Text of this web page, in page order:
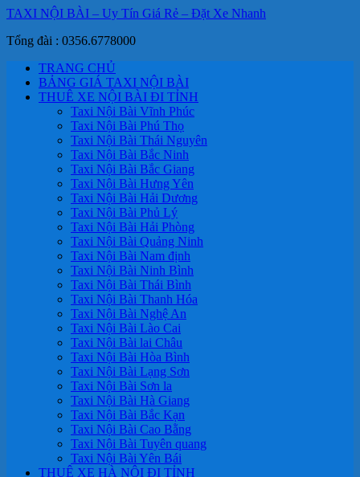
TAXI NỘI BÀI – Uy Tín Giá Rẻ – Đặt Xe Nhanh
Tổng đài : 0356.6778000
TRANG CHỦ
BẢNG GIÁ TAXI NỘI BÀI
THUÊ XE NỘI BÀI ĐI TỈNH
Taxi Nội Bài Vĩnh Phúc
Taxi Nội Bài Phú Thọ
Taxi Nội Bài Thái Nguyên
Taxi Nội Bài Bắc Ninh
Taxi Nội Bài Bắc Giang
Taxi Nội Bài Hưng Yên
Taxi Nội Bài Hải Dương
Taxi Nội Bài Phủ Lý
Taxi Nội Bài Hải Phòng
Taxi Nội Bài Quảng Ninh
Taxi Nội Bài Nam định
Taxi Nội Bài Ninh Bình
Taxi Nội Bài Thái Bình
Taxi Nội Bài Thanh Hóa
Taxi Nội Bài Nghệ An
Taxi Nội Bài Lào Cai
Taxi Nội Bài lai Châu
Taxi Nội Bài Hòa Bình
Taxi Nội Bài Lạng Sơn
Taxi Nội Bài Sơn la
Taxi Nội Bài Hà Giang
Taxi Nội Bài Bắc Kạn
Taxi Nội Bài Cao Bằng
Taxi Nội Bài Tuyên quang
Taxi Nội Bài Yên Bái
THUÊ XE HÀ NỘI ĐI TỈNH